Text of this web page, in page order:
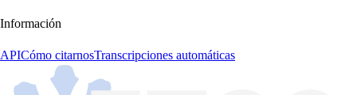
Información
APICómo citarnosTranscripciones automáticas